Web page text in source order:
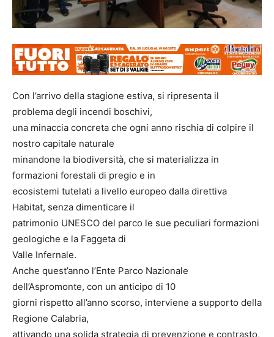
Con l’arrivo della stagione estiva, si ripresenta il
problema degli incendi boschivi,
una minaccia concreta che ogni anno rischia di colpire il
nostro capitale naturale
minandone la biodiversità, che si materializza in
formazioni forestali di pregio e in
ecosistemi tutelati a livello europeo dalla direttiva
Habitat, senza dimenticare il
patrimonio UNESCO del parco le sue peculiari formazioni
geologiche e la Faggeta di
Valle Infernale.
Anche quest’anno l’Ente Parco Nazionale
dell’Aspromonte, con un anticipo di 10
giorni rispetto all’anno scorso, interviene a supporto della
Regione Calabria,
attivando una solida strategia di prevenzione e contrasto,